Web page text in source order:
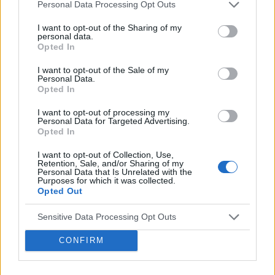
Personal Data Processing Opt Outs
I want to opt-out of the Sharing of my
personal data.
Opted In
I want to opt-out of the Sale of my
Personal Data.
Opted In
I want to opt-out of processing my
Personal Data for Targeted Advertising.
Opted In
I want to opt-out of Collection, Use,
Retention, Sale, and/or Sharing of my
Personal Data that Is Unrelated with the
Purposes for which it was collected.
Opted Out
Sensitive Data Processing Opt Outs
CONFIRM
Dla studentów medycyny przygotowano testy,
przy pomocy których przyszli lekarze będą
mogli sprawdzać poziom swojej wiedzy z
– Z naszych badań wynika, że coraz więcej
zawodowych. Zaobserwowaliśmy że jedną z
grup, która szybko przekonała się do tego
medium są psychiatrzy. Dlatego z myślą o
nich w pierwszym etapie rozwoju serwisu
przygotowaliśmy programy edukacyjne, które
posiadają akredytację Polskiego Towarzystwa
Psychiatrycznego ? wyjaśnia Maciej
Matuszczyk, Dyrektor Medyczny Medforum.